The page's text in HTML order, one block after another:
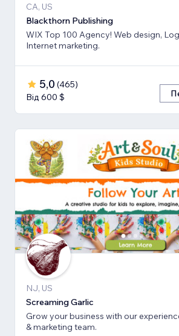
CA, US
Blackthorn Publishing
WIX Top 100 Agency! Web design,
Internet marketing.
5,0 (465)
Від 600 $
NJ, US
Screaming Garlic
Grow your business with our
& marketing team.